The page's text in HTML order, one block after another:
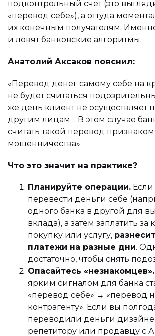
подконтрольный счет (это
«перевод себе»), а оттуда
их конечным получателям.
и ловят банковские алгоритмы.
Анатолий Аксаков пояснил:
«Перевод денег самому себе на
не будет считаться
же день клиент не осуществляет
другим лицам… В этом случае
считать такой перевод признаком
мошенничества».
Что это значит на практике?
Планируйте операции.
перевести деньги себе
одного банка в другой для
вклада), а затем заплатить за
покупку или услугу,
платежи на разные дни.
достаточно, чтобы снять
Опасайтесь «незнакомцев».
ярким сигналом для банка
«перевод себе» → «перевод
контрагенту». Если вы
переводили деньги
репетитору или продавцу с